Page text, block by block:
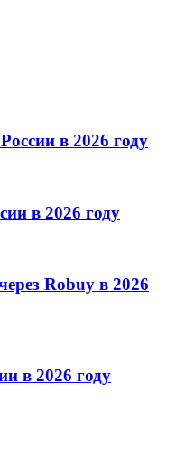
в 2026 году
в 2026 году
Robuy в 2026
в 2026 году